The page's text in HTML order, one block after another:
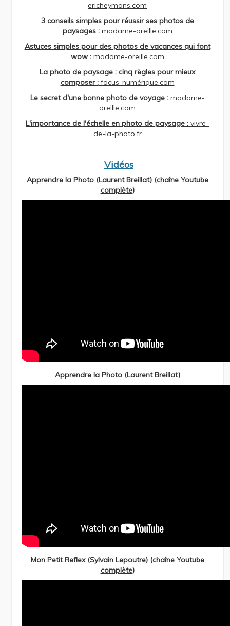
ericheymans.com
3 conseils simples pour réussir ses photos de
paysages :madame-oreille.com
Astuces simples pour des photos de vacances qui font
wow :madame-oreille.com
La photo de paysage : cinq règles pour mieux
composer :focus-numérique.com
Le secret d'une bonne photo de voyage :madame-
oreille.com
L'importance de l'échelle en photo de paysage : vivre-
de-la-photo.fr
Vidéos
Apprendre la Photo (Laurent Breillat) (chaîne Youtube
complète)
Apprendre la Photo (Laurent Breillat)
Mon Petit Reflex (Sylvain Lepoutre) (chaîne Youtube
complète)